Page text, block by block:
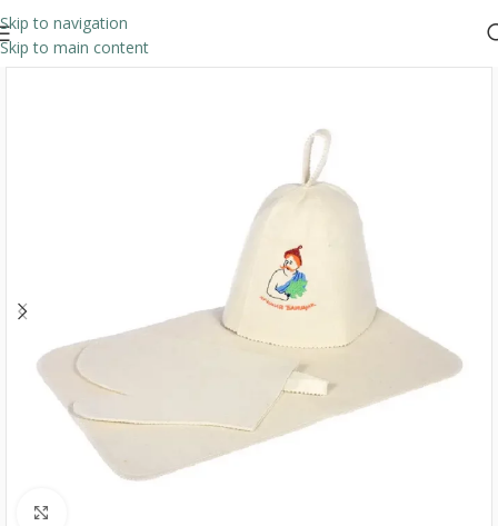
Skip to navigation
Skip to main content